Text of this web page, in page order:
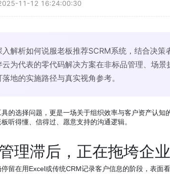
11-12 16:24:00:30
入解析如何说服老板推荐SCRM系统，结合决策
云为代表的零代码解决方案在非标品管理、场景
地的实施路径与真实视角参考。
的选择问题，更是一场关于组织效率与客户资产认知
听得懂、信得过、愿意支持的沟通逻辑。
理滞后，正在拖垮企
留在用Excel或传统CRM记录客户信息的阶段，表面